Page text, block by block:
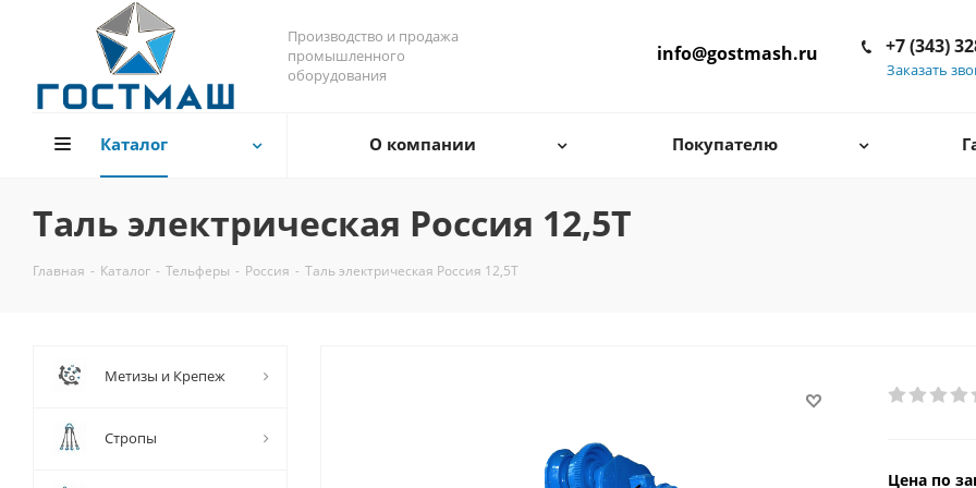
Производство и продажа
промышленного
оборудования
+7 (343)
Заказать
info@gostmash.ru
Каталог О компании Покупателю
Таль электрическая Россия 12,5Т
Главная - Каталог - Тельферы - Россия - Таль электрическая Россия 12,5Т
Цена по
Метизы и Крепеж
Стропы